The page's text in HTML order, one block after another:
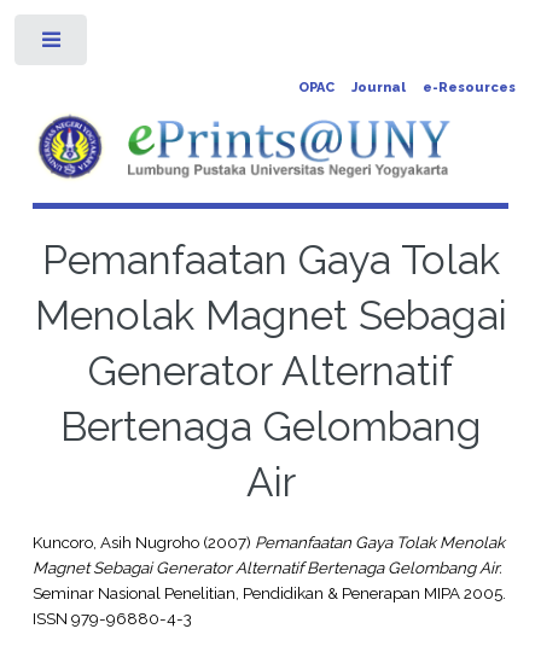
OPAC Journal e-Resources
Pemanfaatan Gaya Tolak
Menolak Magnet Sebagai
Generator Alternatif
Bertenaga Gelombang
Air
Kuncoro, Asih Nugroho(2007) Pemanfaatan Gaya Tolak Menolak
Magnet Sebagai Generator Alternatif Bertenaga Gelombang Air.
Seminar Nasional Penelitian, Pendidikan & Penerapan MIPA 2005.
ISSN 979-96880-4-3